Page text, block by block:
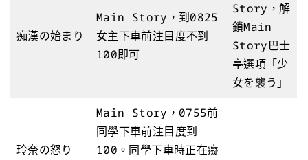
痴漢の始まり
Main Story，到0825
女主下車前注目度不到
100即可
Story，解
鎖Main
Story巴士
亭選項「少
女を襲う」
玲奈の怒り
Main Story，0755前
同學下車前注目度到
100。同學下車時正在癡